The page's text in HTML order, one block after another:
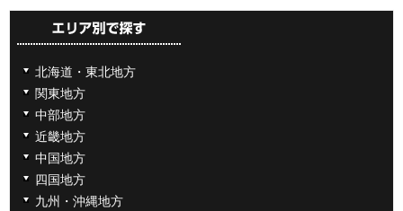
北海道・東北地方
関東地方
中部地方
近畿地方
中国地方
四国地方
九州・沖縄地方